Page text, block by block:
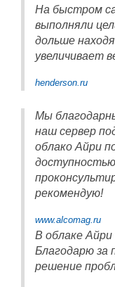
На быстром
выполняли
дольше
увеличивает
henderson.ru
Мы
наш сервер
облако Айри
рекомендую!
www.alcomag.ru
В облаке
Благодарю за
решение